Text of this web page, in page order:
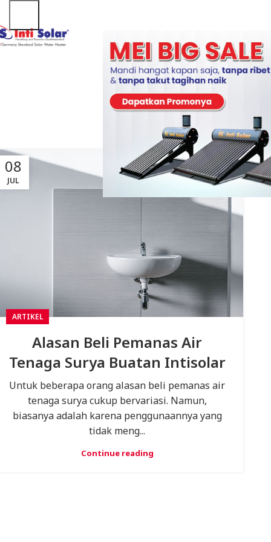
08
JUL
ARTIKEL
Alasan Beli Pemanas Air
Tenaga Surya Buatan Intisolar
Untuk beberapa orang alasan beli pemanas air
tenaga surya cukup bervariasi. Namun,
biasanya adalah karena penggunaannya yang
tidak meng...
Continue reading